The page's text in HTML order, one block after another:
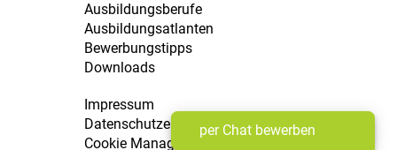
per Chat bewerben
Ausbildungsberufe
Ausbildungsatlanten
Bewerbungstipps
Downloads
Impressum
Datenschutzerklärung
Cookie Manager